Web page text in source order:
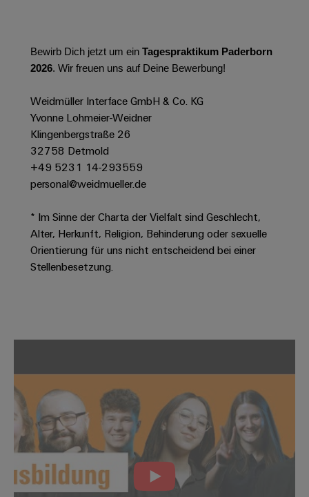
Mehr
Ressourceneffizienz
Schaltschrankbau
Lösungen
für
die
Herausforderungen
im
Schienenfahrzeuge
Moderne
und
digitale
Schiffbau
Umfassende
Verbindungslösungen
für
die
maritime
Industrie
Wasseraufbereitung
Platform
easyConnect
EZA-
Regler
Gerätehersteller
&
Leiterplattenklemmen
PCB
Connector
Equipment
(OEM)
Visualisierungstools
und
Smart
Metering
Weidmüller
Industrial
Remote
Access
&
easyConnect
Werkstatt
&
Zubehör
EDI-
ALLE
SERVICES
Messen
&
Globale
Messen
&
Events
Chancen in der
Entwicklung
dem Kindel
Unser
neues
Bewirb Dich jetzt um einTagespraktikum Paderborn
2026. Wir freuen uns auf Deine Bewerbung!
Weidmüller Interface GmbH & Co. KG
Yvonne Lohmeier-Weidner
Klingenbergstraße 26
32758 Detmold
+49 5231 14-293559
personal@weidmueller.de
* Im Sinne der Charta der Vielfalt sind Geschlecht,
Alter, Herkunft, Religion, Behinderung oder sexuelle
Orientierung für uns nicht entscheidend bei einer
Stellenbesetzung.